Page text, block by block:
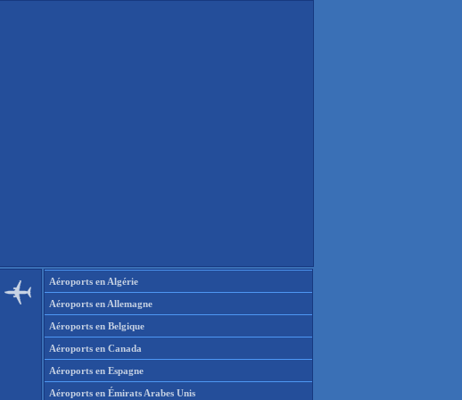
Aéroports en Algérie
Aéroports en Allemagne
Aéroports en Belgique
Aéroports en Canada
Aéroports en Espagne
Aéroports en Émirats Arabes Unis